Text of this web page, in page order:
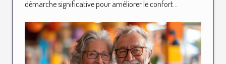
démarche significative pour améliorer le confort...